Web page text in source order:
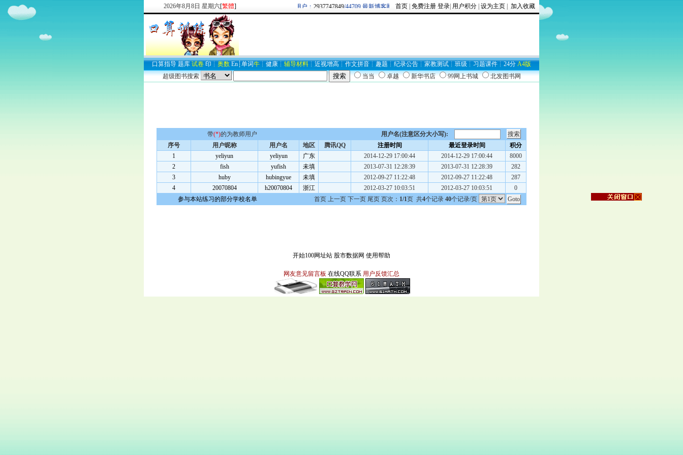
2026年8月 8日 星期六[繁體] 欢迎新注册用户：2937747849/44709 最新博客圈：牛逼/ BLOG19403
首页 免费注册 登录 用户积分 设为主页 加入收藏
口算指导 题库 试卷 印 ┊ 奥数 En ┊ 单词牛 ┊ 健康 ┊ 辅导材料 ┊ 近视增高 ┊ 作文拼音 ┊ 趣题 ┊ 纪录公告 ┊ 家教测试 ┊ 班级 ┊ 习题课件 ┊ 24分 A4版
超级图书搜索
当当 卓越 新华书店 99网上书城 北发图书网
带(*)的为教师用户
用户名(注意区分大小写):
序号
用户昵称 用户名 地区 腾讯QQ 注册时间 最近登录时间
积分
1
yeliyun yeliyun 广东 2014-12-29 17:00:44 2014-12-29 17:00:44
8000
2
fish yufish 未填 2013-07-31 12:28:39 2013-07-31 12:28:39
282
3
huby hubingyue 未填 2012-09-27 11:22:48 2012-09-27 11:22:48
287
4
20070804 h20070804 浙江 2012-03-27 10:03:51 2012-03-27 10:03:51
0
参与本站练习的部分学校名单
首页 上一页 下一页 尾页 页次： 1/1页 共4个记录 40个记录/页
开始100网址站 股市数据网 使用帮助
网友意见留言板 在线QQ联系 用户反馈汇总